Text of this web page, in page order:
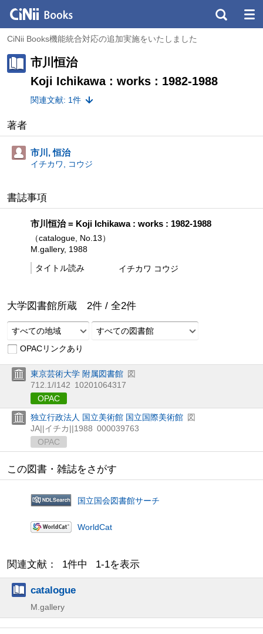
CiNii Books機能統合対応の追加実施をいたしました
市川恒治
Koji Ichikawa : works : 1982-1988
関連文献: 1件
著者
市川, 恒治
イチカワ, コウジ
書誌事項
市川恒治 = Koji Ichikawa : works : 1982-1988
（catalogue, No.13）
M.gallery, 1988
タイトル読み
イチカワ コウジ
大学図書館所蔵 2件 / 全2件
すべての地域
すべての図書館
OPACリンクあり
東京芸術大学 附属図書館 図
712.1/I142 10201064317
OPAC
独立行政法人 国立美術館 国立国際美術館 図
JA||イチカ||1988 000039763
OPAC
この図書・雑誌をさがす
国立国会図書館サーチ
WorldCat
関連文献： 1件中 1-1を表示
catalogue
M.gallery